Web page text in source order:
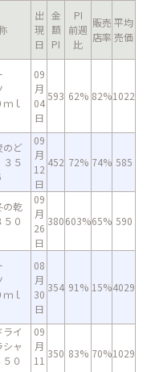
出
現
日
金
額
PI
PI
前週
比
販売
店率
平均
売価
ｌ
09
月
04
日
593 62% 82%1022
ど
５
09
月
12
日
452 72% 74% 585
乾
０
09
月
26
日
380603%65% 590
ｌ
08
月
30
日
354 91% 15%4029
ライ
ャ
０
09
月
11
350 83% 70%1029